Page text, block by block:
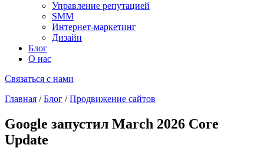
Управление репутацией
SMM
Интернет-маркетинг
Дизайн
Блог
О нас
Связаться с нами
Главная /Блог /Продвижение сайтов
Google запустил March 2026 Core
Update